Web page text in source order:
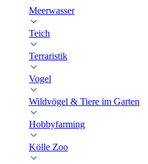
Meerwasser
Teich
Terraristik
Vogel
Wildvögel & Tiere im Garten
Hobbyfarming
Kölle Zoo